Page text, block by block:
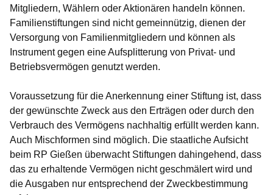
Mitgliedern, Wählern oder Aktionären handeln können.
Familienstiftungen sind nicht gemeinnützig, dienen der
Versorgung von Familienmitgliedern und können als
Instrument gegen eine Aufsplitterung von Privat- und
Betriebsvermögen genutzt werden.
Voraussetzung für die Anerkennung einer Stiftung ist, dass
der gewünschte Zweck aus den Erträgen oder durch den
Verbrauch des Vermögens nachhaltig erfüllt werden kann.
Auch Mischformen sind möglich. Die staatliche Aufsicht
beim RP Gießen überwacht Stiftungen dahingehend, dass
das zu erhaltende Vermögen nicht geschmälert wird und
die Ausgaben nur entsprechend der Zweckbestimmung